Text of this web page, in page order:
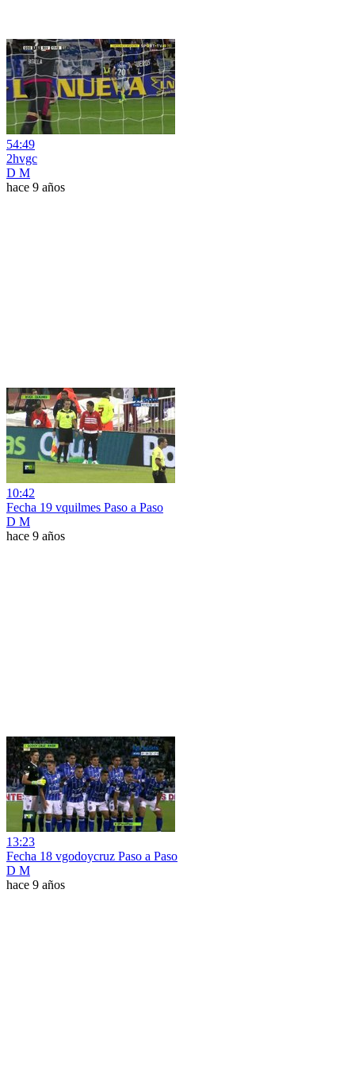
54:49
2hvgc
D M
hace 9 años
10:42
Fecha 19 vquilmes Paso a Paso
D M
hace 9 años
13:23
Fecha 18 vgodoycruz Paso a Paso
D M
hace 9 años